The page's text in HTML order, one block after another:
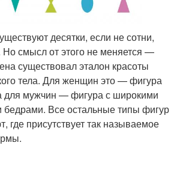
десятки, если не сотни,
Но смысл от этого не меняется —
существовал эталон красоты
тела. Для женщин это — фигура
для мужчин — фигура с широкими
бедрами. Все остальные типы фигур
где присутствует так называемое